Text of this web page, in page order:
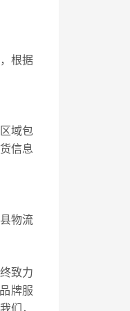
根据
域包
信息
物流
致力
牌服
们，